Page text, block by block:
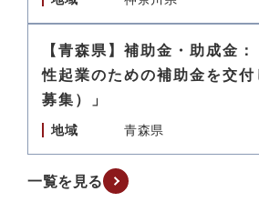
【青森県】補助金・助成金
性起業のための補助金を交付
募集）」
地域 青森県
一覧を見る